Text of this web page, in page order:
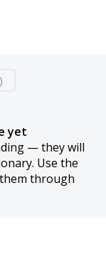
yet
— they will
Use the
through